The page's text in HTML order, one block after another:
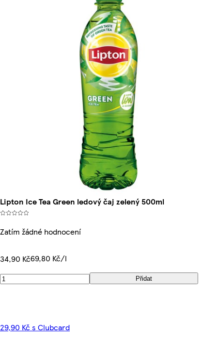
Lipton Ice Tea Green ledový čaj zelený 500ml
Zatím žádné hodnocení
34,90 Kč69,80 Kč/l
Přidat
29,90 Kč s Clubcard